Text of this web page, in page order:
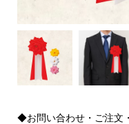
◆お問い合わせ・ご注文